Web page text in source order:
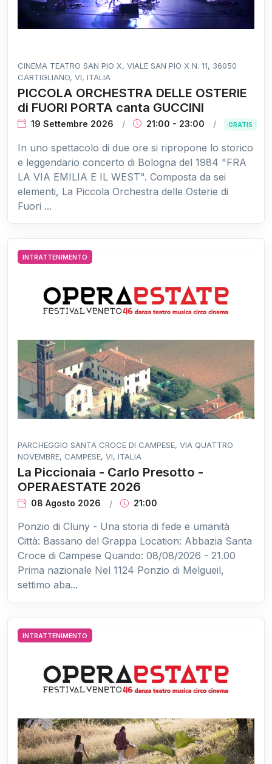
CINEMA TEATRO SAN PIO X, VIALE SAN PIO X N. 11, 36050
CARTIGLIANO, VI, ITALIA
PICCOLA ORCHESTRA DELLE OSTERIE
di FUORI PORTA canta GUCCINI
19 Settembre 2026 21:00 - 23:00 GRATIS
In uno spettacolo di due ore si ripropone lo storico
e leggendario concerto di Bologna del 1984 "FRA
LA VIA EMILIA E IL WEST". Composta da sei
elementi, La Piccola Orchestra delle Osterie di
Fuori ...
INTRATTENIMENTO
PARCHEGGIO SANTA CROCE DI CAMPESE, VIA QUATTRO
NOVEMBRE, CAMPESE, VI, ITALIA
La Piccionaia - Carlo Presotto -
OPERAESTATE 2026
08 Agosto 2026 21:00
Ponzio di Cluny - Una storia di fede e umanità
Città: Bassano del Grappa Location: Abbazia Santa
Croce di Campese Quando: 08/08/2026 - 21.00
Prima nazionale Nel 1124 Ponzio di Melgueil,
settimo aba...
INTRATTENIMENTO